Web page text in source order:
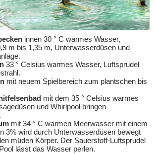
innen 30 ° C warmes Wasser,
m bis 1,35 m, Unterwasserdüsen und
33 ° Celsius warmes Wasser, Luftsprudel
mit neuem Spielbereich zum plantschen bis
mit dem 35 ° Celsius warmes
und Whirlpool bringen
mit 34 ° C warmen Meerwasser mit einem
3% wird durch Unterwasserdüsen bewegt
müden Körper. Der Sauerstoff-Luftsprudel
lässt das Wasser perlen.